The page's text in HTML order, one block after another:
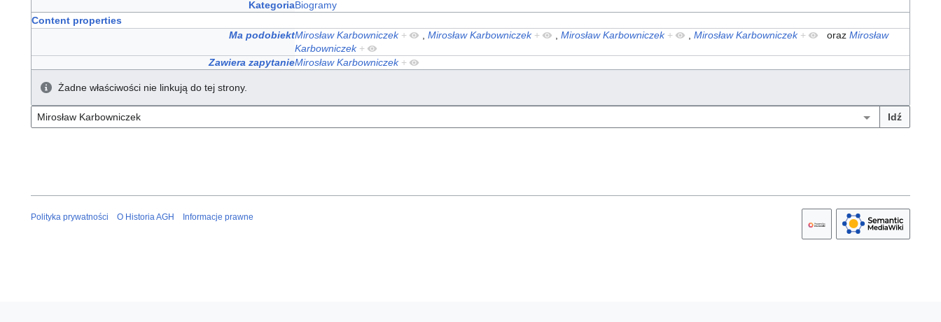
KategoriaBiogramy
Content properties
Ma podobiektMirosław Karbowniczek + ,Mirosław Karbowniczek + ,Mirosław Karbowniczek + ,Mirosław Karbowniczek + orazMirosław
Karbowniczek +
Zawiera zapytanieMirosław Karbowniczek +
Żadne właściwości nie linkują do tej strony.
Polityka prywatności O Historia AGH Informacje prawne